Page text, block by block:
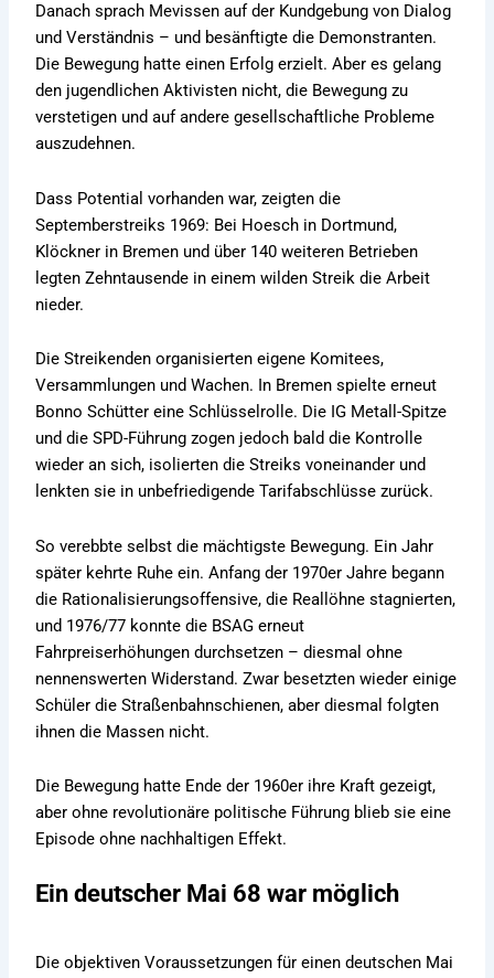
Danach sprach Mevissen auf der Kundgebung von Dialog
und Verständnis – und besänftigte die Demonstranten.
Die Bewegung hatte einen Erfolg erzielt. Aber es gelang
den jugendlichen Aktivisten nicht, die Bewegung zu
verstetigen und auf andere gesellschaftliche Probleme
auszudehnen.
Dass Potential vorhanden war, zeigten die
Septemberstreiks 1969: Bei Hoesch in Dortmund,
Klöckner in Bremen und über 140 weiteren Betrieben
legten Zehntausende in einem wilden Streik die Arbeit
nieder.
Die Streikenden organisierten eigene Komitees,
Versammlungen und Wachen. In Bremen spielte erneut
Bonno Schütter eine Schlüsselrolle. Die IG Metall-Spitze
und die SPD-Führung zogen jedoch bald die Kontrolle
wieder an sich, isolierten die Streiks voneinander und
lenkten sie in unbefriedigende Tarifabschlüsse zurück.
So verebbte selbst die mächtigste Bewegung. Ein Jahr
später kehrte Ruhe ein. Anfang der 1970er Jahre begann
die Rationalisierungsoffensive, die Reallöhne stagnierten,
und 1976/77 konnte die BSAG erneut
Fahrpreiserhöhungen durchsetzen – diesmal ohne
nennenswerten Widerstand. Zwar besetzten wieder einige
Schüler die Straßenbahnschienen, aber diesmal folgten
ihnen die Massen nicht.
Die Bewegung hatte Ende der 1960er ihre Kraft gezeigt,
aber ohne revolutionäre politische Führung blieb sie eine
Episode ohne nachhaltigen Effekt.
Ein deutscher Mai 68 war möglich
Die objektiven Voraussetzungen für einen deutschen Mai